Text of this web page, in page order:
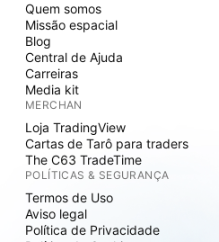
Quem somos
Missão espacial
Blog
Central de Ajuda
Carreiras
Media kit
MERCHAN
Loja TradingView
Cartas de Tarô para traders
The C63 TradeTime
POLÍTICAS & SEGURANÇA
Termos de Uso
Aviso legal
Política de Privacidade